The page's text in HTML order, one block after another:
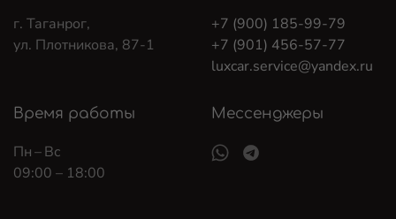
г. Таганрог,
ул. Плотникова, 87-1
+7 (900) 185-99-79
+7 (901) 456-57-77
luxcar.service@yandex.ru
Время работы
Пн – Вс
09:00 – 18:00
Мессенджеры